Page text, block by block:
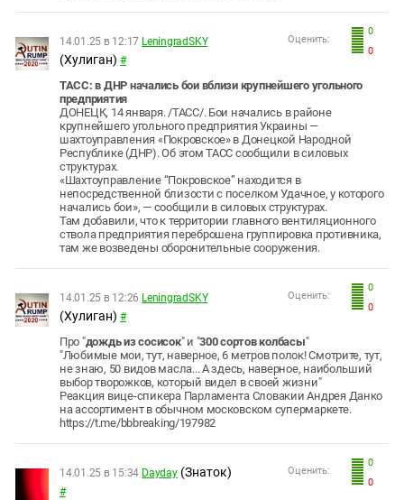
0
0
Оценить:
14.01.25 в 12:17 LeningradSKY
(Хулиган) #
ТАСС: в ДНР начались бои вблизи крупнейшего угольного
предприятия
ДОНЕЦК, 14 января. /ТАСС/. Бои начались в районе
крупнейшего угольного предприятия Украины —
шахтоуправления «Покровское» в Донецкой Народной
Республике (ДНР). Об этом ТАСС сообщили в силовых
структурах.
«Шахтоуправление “Покровское” находится в
непосредственной близости с поселком Удачное, у которого
начались бои», — сообщили в силовых структурах.
Там добавили, что к территории главного вентиляционного
ствола предприятия переброшена группировка противника,
там же возведены оборонительные сооружения.
0
0
Оценить:
14.01.25 в 12:26 LeningradSKY
(Хулиган) #
Про "дождь из сосисок" и "300 сортов колбасы"
"Любимые мои, тут, наверное, 6 метров полок! Смотрите, тут,
не знаю, 50 видов масла... А здесь, наверное, наибольший
выбор творожков, который видел в своей жизни"
Реакция вице-спикера Парламента Словакии Андрея Данко
на ассортимент в обычном московском супермаркете.
https://t.me/bbbreaking/197982
0
0
Оценить:
14.01.25 в 15:34 Dayday (Знаток)
#